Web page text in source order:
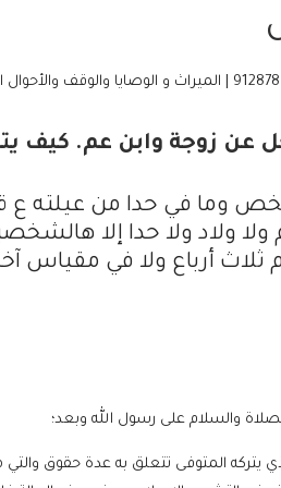
عن زوجة وابن عم. كيف
وما في حدا من عيلته ع قيد
ولا ولاد ولا حدا إلا
ثلاث أرباع ولا في مقياس آخر
والسلام على رسول الله وبعد؛
يتركه المتوفى تتعلق به عدة حقوق